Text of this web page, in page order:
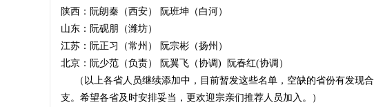
陕西：阮朗秦（西安） 阮班坤（白河）
山东：阮砚朋（潍坊）
江苏：阮正习（常州） 阮宗彬（扬州）
北京：阮少范（负责） 阮翼飞（协调) 阮春红(协调）
（以上各省人员继续添加中，目前暂发这些名单，空缺的省份有发现
支。希望各省及时安排妥当，更欢迎宗亲们推荐人员加入。）